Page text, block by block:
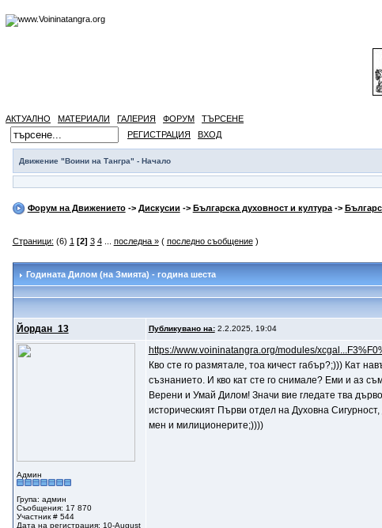
АКТУАЛНО МАТЕРИАЛИ ГАЛЕРИЯ ФОРУМ
ТЪРСЕНЕ
РЕГИСТРАЦИЯ
ВХОД
Движение "Воини на Тангра" - Начало
Форум на Движението-> Дискусии -> Българска духовност и култура->
Страници: (6) 1 [2] 3 4... последна »( последно съобщение)
Годината Дилом (на Змията) - година шеста
Йордан_13 Публикувано на:2.2.2025, 19:04
Админ
Група: админ
Съобщения: 17 870
Участник # 544
Дата на регистрация: 10-August
https://www.voininatangra.org/modules/
Кво сте го размятале, тоа кичест габър?;))) Кат
съзнанието. И кво кат сте го снимале? Еми и аз
Верени и Умай Дилом! Значи вие гледате тва
историческият Първи отдел на Духовна
мен и милиционерите;))))